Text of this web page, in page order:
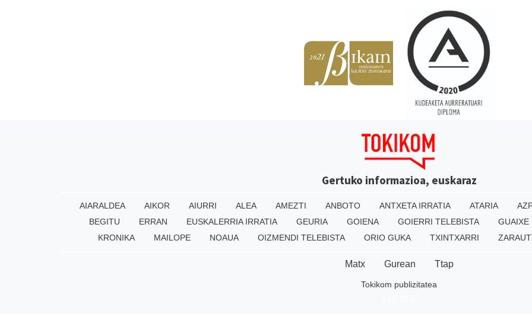
Gertuko informazioa, euskaraz
AIARALDEA AIKOR AIURRI ALEA AMEZTI ANBOTO ANTXETA IRRATIA ATARIA
BEGITU
ERRAN EUSKALERRIA IRRATIA GEURIA GOIENA GOIERRI TELEBISTA GUAIXE
KRONIKA
MAILOPE NOAUA OIZMENDI TELEBISTA ORIO GUKA TXINTXARRI
Matx Gurean Ttap
Tokikom publizitatea